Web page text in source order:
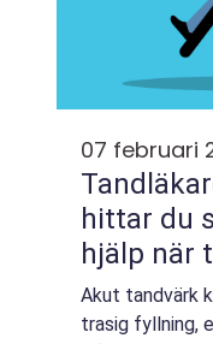
07 februari
hittar du
hjälp när
Akut tandvärk
trasig fyllning,